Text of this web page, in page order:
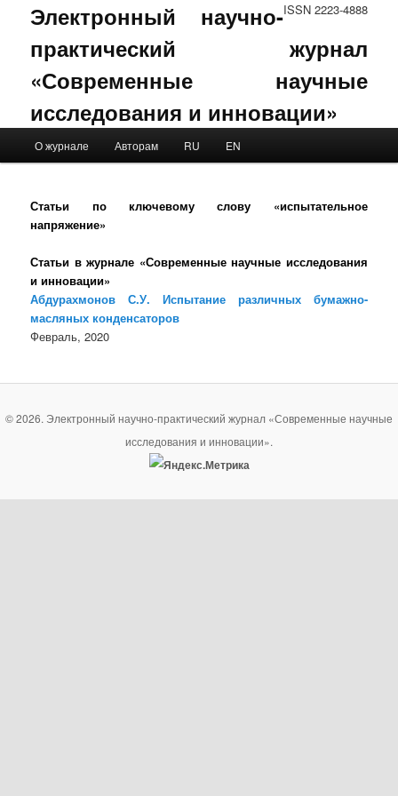
ISSN 2223-4888
Электронный научно-
практический журнал
«Современные научные
исследования и инновации»
Skip to primary content
Skip to secondary content
О журнале Авторам RU EN
Статьи по ключевому слову «испытательное
напряжение»
Статьи в журнале «Современные научные исследования
и инновации»
Абдурахмонов С.У. Испытание различных бумажно-
масляных конденсаторов
Февраль, 2020
© 2026. Электронный научно-практический журнал «Современные научные
исследования и инновации».